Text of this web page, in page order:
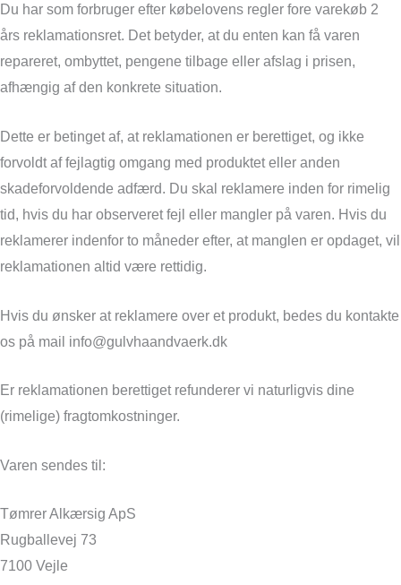
Du har som forbruger efter købelovens regler fore varekøb 2
års reklamationsret. Det betyder, at du enten kan få varen
repareret, ombyttet, pengene tilbage eller afslag i prisen,
afhængig af den konkrete situation.
Dette er betinget af, at reklamationen er berettiget, og ikke
forvoldt af fejlagtig omgang med produktet eller anden
skadeforvoldende adfærd. Du skal reklamere inden for rimelig
tid, hvis du har observeret fejl eller mangler på varen. Hvis du
reklamerer indenfor to måneder efter, at manglen er opdaget, vil
reklamationen altid være rettidig.
Hvis du ønsker at reklamere over et produkt, bedes du kontakte
os på mail info@gulvhaandvaerk.dk
Er reklamationen berettiget refunderer vi naturligvis dine
(rimelige) fragtomkostninger.
Varen sendes til:
Tømrer Alkærsig ApS
Rugballevej 73
7100 Vejle